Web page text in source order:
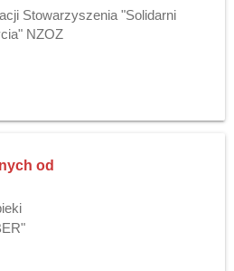
Stowarzyszenia "Solidarni
NZOZ
od